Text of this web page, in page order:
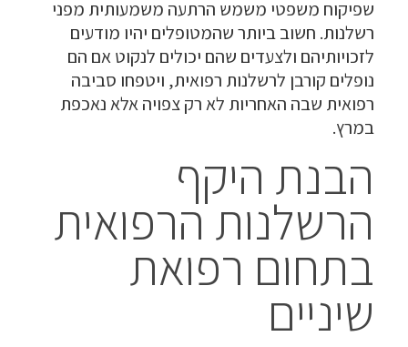
שפיקוח משפטי משמש הרתעה משמעותית מפני
רשלנות. חשוב ביותר שהמטופלים יהיו מודעים
לזכויותיהם ולצעדים שהם יכולים לנקוט אם הם
נופלים קורבן לרשלנות רפואית, ויטפחו סביבה
רפואית שבה האחריות לא רק צפויה אלא נאכפת
במרץ.
הבנת היקף
הרשלנות הרפואית
בתחום רפואת
שיניים